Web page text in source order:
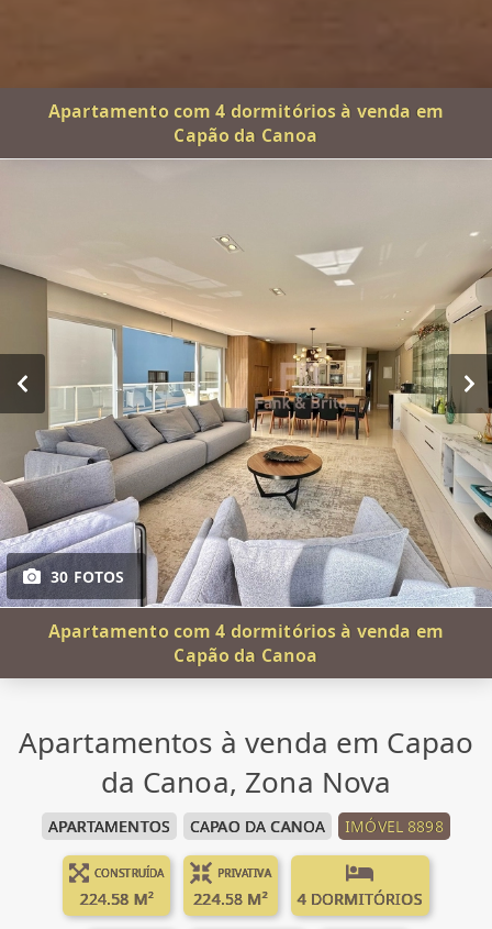
Apartamento com 4 dormitórios à venda em
Capão da Canoa
30 FOTOS
Apartamento com 4 dormitórios à venda em
Capão da Canoa
Apartamentos à venda em Capao
da Canoa, Zona Nova
APARTAMENTOS CAPAO DA CANOA IMÓVEL 8898
CONSTRUÍDA
224.58 M²
PRIVATIVA
224.58 M² 4 DORMITÓRIOS